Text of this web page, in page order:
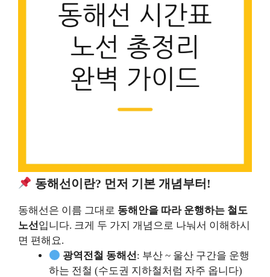
동해선이란? 먼저 기본 개념부터!
동해선은 이름 그대로 동해안을 따라 운행하는 철도
노선입니다. 크게 두 가지 개념으로 나눠서 이해하시
면 편해요.
광역전철 동해선: 부산 ~ 울산 구간을 운행
하는 전철 (수도권 지하철처럼 자주 옵니다)